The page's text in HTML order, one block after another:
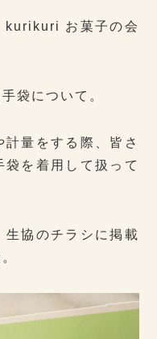
kurikuri お菓子の会
袋について。
量をする際、皆さ
を着用して扱って
生協のチラシに掲載